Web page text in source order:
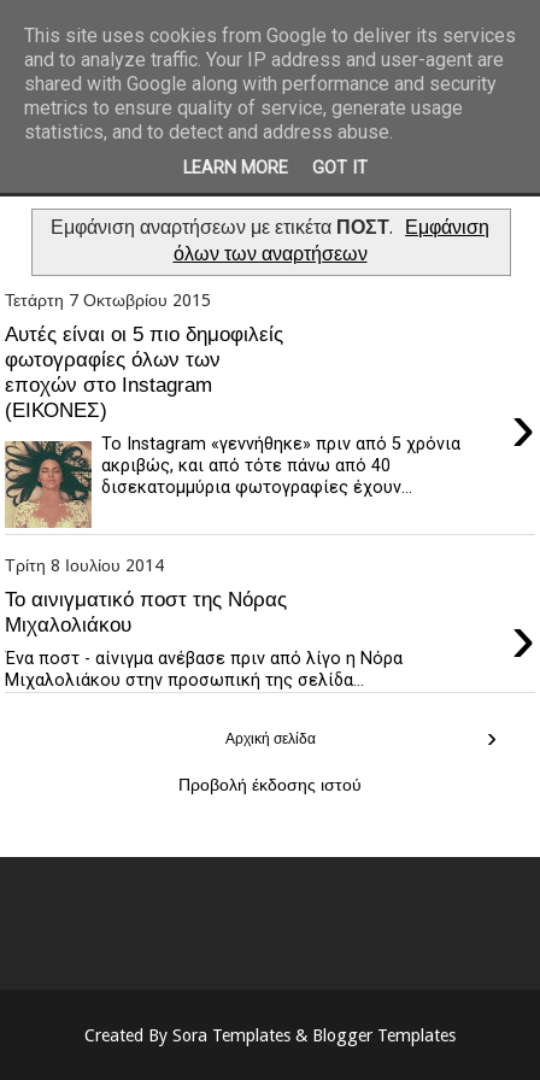
REPORTAZ NET
Εμφάνιση αναρτήσεων με ετικέτα ΠΟΣΤ.
Εμφάνιση
όλων των αναρτήσεων
Τετάρτη 7 Οκτωβρίου 2015
Αυτές είναι οι 5 πιο δημοφιλείς
φωτογραφίες όλων των
εποχών στο Instagram
(ΕΙΚΟΝΕΣ)
›
Το Instagram «γεννήθηκε» πριν από 5 χρόνια
ακριβώς, και από τότε πάνω από 40
δισεκατομμύρια φωτογραφίες έχουν...
Τρίτη 8 Ιουλίου 2014
Το αινιγματικό ποστ της Νόρας
Μιχαλολιάκου
›
Ένα ποστ - αίνιγμα ανέβασε πριν από λίγο η Νόρα
Μιχαλολιάκου στην προσωπική της σελίδα...
›
Αρχική σελίδα
Προβολή έκδοσης ιστού
Created By Sora Templates & Blogger Templates
This site uses cookies from Google to deliver its services
and to analyze traffic. Your IP address and user-agent are
shared with Google along with performance and security
metrics to ensure quality of service, generate usage
statistics, and to detect and address abuse.
LEARN MORE GOT IT